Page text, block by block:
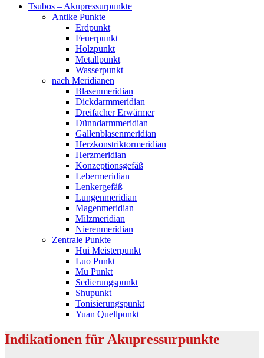
Tsubos – Akupressurpunkte
Antike Punkte
Erdpunkt
Feuerpunkt
Holzpunkt
Metallpunkt
Wasserpunkt
nach Meridianen
Blasenmeridian
Dickdarmmeridian
Dreifacher Erwärmer
Dünndarmmeridian
Gallenblasenmeridian
Herzkonstriktormeridian
Herzmeridian
Konzeptionsgefäß
Lebermeridian
Lenkergefäß
Lungenmeridian
Magenmeridian
Milzmeridian
Nierenmeridian
Zentrale Punkte
Hui Meisterpunkt
Luo Punkt
Mu Punkt
Sedierungspunkt
Shupunkt
Tonisierungspunkt
Yuan Quellpunkt
Indikationen für Akupressurpunkte